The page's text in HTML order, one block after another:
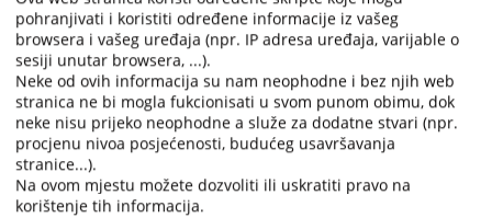
• Registri poslovnih subjekata u BiH
Sve aktivnosti imaju za cilj unapređenje rada pravosuđa i osiguravanja
bolje i kvalitetnije elektronske komunikacije sa pravosuđem.
668PREGLEDA
pohranjivati i koristiti određene informacije iz vašeg
browsera i vašeg uređaja (npr. IP adresa uređaja, varijable o
sesiji unutar browsera, ...).
Neke od ovih informacija su nam neophodne i bez njih web
stranica ne bi mogla fukcionisati u svom punom obimu, dok
neke nisu prijeko neophodne a služe za dodatne stvari (npr.
procjenu nivoa posjećenosti, budućeg usavršavanja
stranice...).
Na ovom mjestu možete dozvoliti ili uskratiti pravo na
korištenje tih informacija.